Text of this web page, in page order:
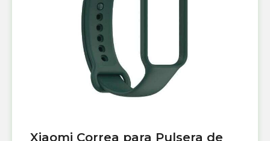
Xiaomi Correa para Pulsera de